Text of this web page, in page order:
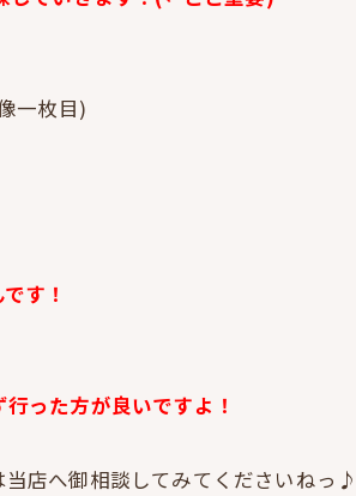
一枚目)
す！
った方が良いですよ！
店へ御相談してみてくださいねっ♪